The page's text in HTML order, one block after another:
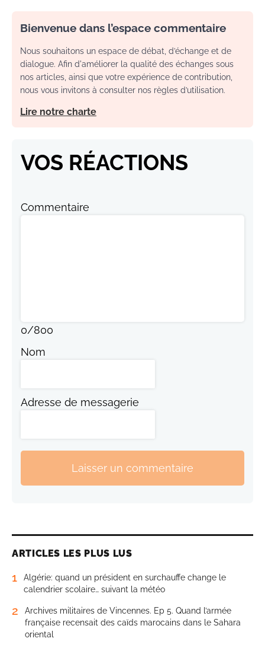
Bienvenue dans l’espace commentaire
Nous souhaitons un espace de débat, d’échange et de
dialogue. Afin d'améliorer la qualité des échanges sous
nos articles, ainsi que votre expérience de contribution,
nous vous invitons à consulter nos règles d’utilisation.
Lire notre charte
VOS RÉACTIONS
Commentaire
0/800
Nom
Adresse de messagerie
Laisser un commentaire
ARTICLES LES PLUS LUS
1
Algérie: quand un président en surchauffe change le
calendrier scolaire… suivant la météo
2
Archives militaires de Vincennes. Ep 5. Quand l’armée
française recensait des caïds marocains dans le Sahara
oriental